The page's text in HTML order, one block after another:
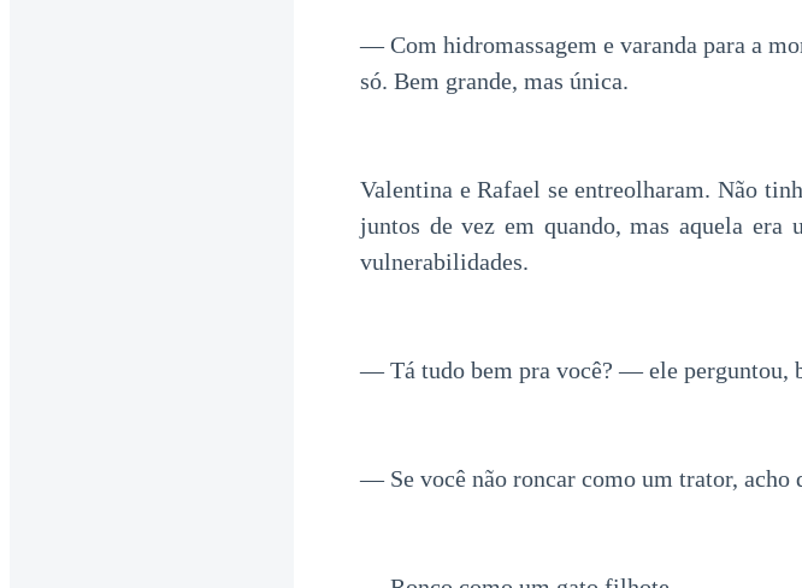
— Com hidromassagem e varanda para a
só. Bem grande, mas única.
Valentina e Rafael se entreolharam. Não
juntos de vez em quando, mas aquela era
vulnerabilidades.
— Tá tudo bem pra você? — ele perguntou,
— Se você não roncar como um trator, acho